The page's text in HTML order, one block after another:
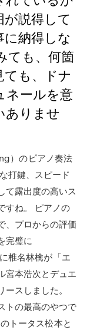
説得して
納得しな
ても、何箇
ても、ドナ
ネールを意
ありませ
）のピアノ奏法
打鍵、スピード
て露出度の高いス
すね。 ピアノの
、プロからの評価
完璧に
椎名林檎が「エ
宮本浩次とデュエ
スしました。
トの最高のやつで
トータス松本と